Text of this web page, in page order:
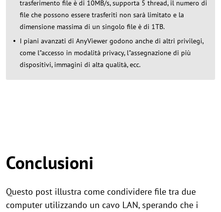
trasferimento file è di 10MB/s, supporta 5 thread, il numero di
file che possono essere trasferiti non sarà limitato e la
dimensione massima di un singolo file è di 1TB.
I piani avanzati di AnyViewer godono anche di altri privilegi,
come l"accesso in modalità privacy, l"assegnazione di più
dispositivi, immagini di alta qualità, ecc.
Conclusioni
Questo post illustra come condividere file tra due
computer utilizzando un cavo LAN, sperando che i